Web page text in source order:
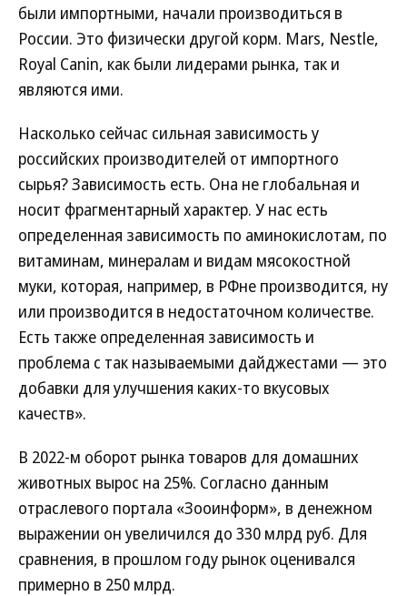
были импортными, начали производиться в
России. Это физически другой корм. Mars, Nestle,
Royal Canin, как были лидерами рынка, так и
являются ими.
Насколько сейчас сильная зависимость у
российских производителей от импортного
сырья? Зависимость есть. Она не глобальная и
носит фрагментарный характер. У нас есть
определенная зависимость по аминокислотам, по
витаминам, минералам и видам мясокостной
муки, которая, например, в РФне производится, ну
или производится в недостаточном количестве.
Есть также определенная зависимость и
проблема с так называемыми дайджестами — это
добавки для улучшения каких-то вкусовых
качеств».
В 2022-м оборот рынка товаров для домашних
животных вырос на 25%. Согласно данным
отраслевого портала «Зооинформ», в денежном
выражении он увеличился до 330 млрд руб. Для
сравнения, в прошлом году рынок оценивался
примерно в 250 млрд.